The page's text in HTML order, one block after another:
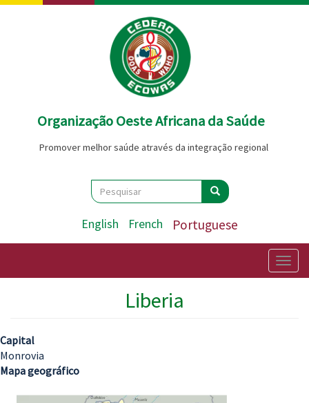
Passar
Organização Oeste Africana da Saúde
Promover melhor saúde através da integração regional
Search
Pesquisar Pesquisar
English French Portuguese
Liberia
Capital
Monrovia
Mapa geográfico
Imagem